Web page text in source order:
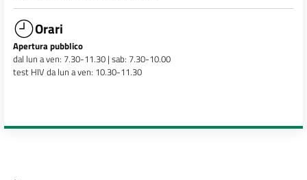
Orari
Apertura pubblico
dal lun a ven: 7.30-11.30 | sab: 7.30-10.00
test HIV da lun a ven: 10.30-11.30